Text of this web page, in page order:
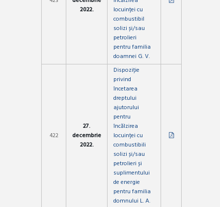
2022.
locuinței cu
combustibil
solizi și/sau
petrolieri
pentru familia
doamnei G. V.
422
27.
decembrie
2022.
Dispoziție
privind
încetarea
dreptului
ajutorului
pentru
încălzirea
locuinței cu
combustibili
solizi și/sau
petrolieri și
suplimentului
de energie
pentru familia
domnului L. A.